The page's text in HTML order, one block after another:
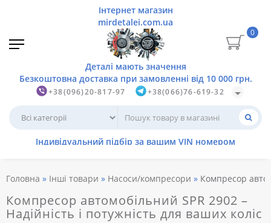
+38(096)20-817-97 +38(066)76-619-32
0
Головна Інші товари Насоси/компресори Компресор
Компресор автомобільний SPR 2902 –
Надійність і потужність для ваших коліс